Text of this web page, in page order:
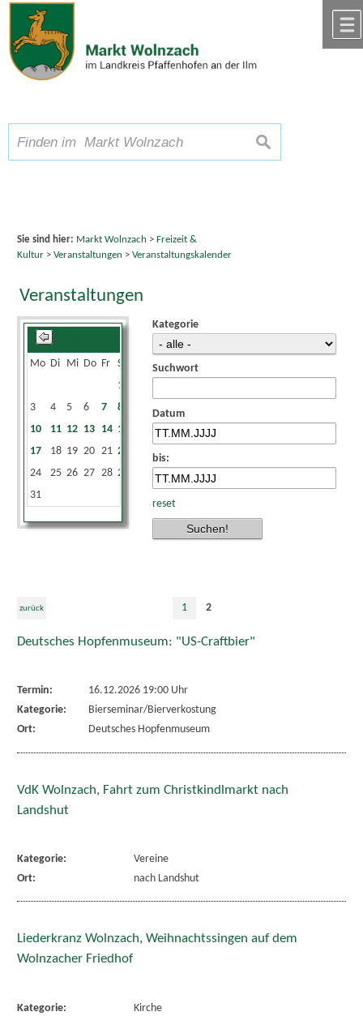
Zum Inhalt,zur Navigation
Schriftgröße A A A suchen
Sie sind hier: Markt Wolnzach > Freizeit &
Kultur> Veranstaltungen > Veranstaltungskalender
Veranstaltungen
Mo Di Mi Do Fr Sa
1
3
4 5 6 7 8
10
11 12 13 14 15
17
18 19 20 21 22
24
25 26 27 28 29
31
Kategorie
Suchwort
Datum
bis:
reset
zurück 1 2
Deutsches Hopfenmuseum: "US-Craftbier"
Termin:
16.12.2026 19:00 Uhr
Kategorie:
Bierseminar/Bierverkostung
Ort:
Deutsches Hopfenmuseum
VdK Wolnzach, Fahrt zum Christkindlmarkt nach
Landshut
Kategorie:
Vereine
Ort:
nach Landshut
Liederkranz Wolnzach, Weihnachtssingen auf dem
Wolnzacher Friedhof
Kategorie:
Kirche